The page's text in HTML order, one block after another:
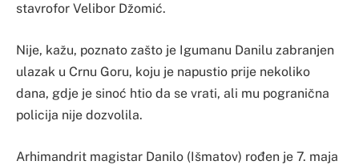
stavrofor Velibor Džomić.
Nije, kažu, poznato zašto je Igumanu Danilu zabranjen
ulazak u Crnu Goru, koju je napustio prije nekoliko
dana, gdje je sinoć htio da se vrati, ali mu pogranična
policija nije dozvolila.
Arhimandrit magistar Danilo (Išmatov) rođen je 7. maja